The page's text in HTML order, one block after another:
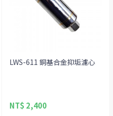
LWS-611 銅基合金抑垢濾心
NT$ 2,400